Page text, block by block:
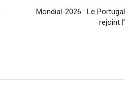
Mondial-2026 : Le
rejoint